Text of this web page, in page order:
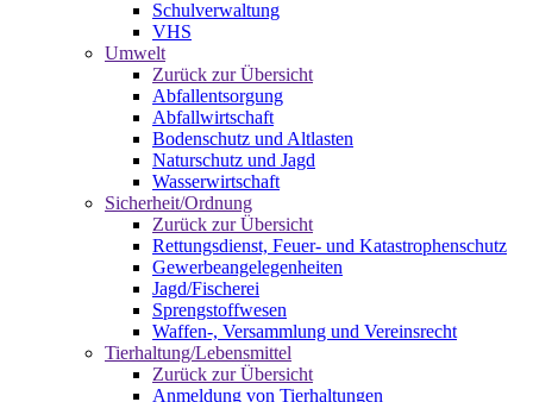
Schulverwaltung
VHS
Umwelt
Zurück zur Übersicht
Abfallentsorgung
Abfallwirtschaft
Bodenschutz und Altlasten
Naturschutz und Jagd
Wasserwirtschaft
Sicherheit/Ordnung
Zurück zur Übersicht
Rettungsdienst, Feuer- und Katastrophenschutz
Gewerbeangelegenheiten
Jagd/Fischerei
Sprengstoffwesen
Waffen-, Versammlung und Vereinsrecht
Tierhaltung/Lebensmittel
Zurück zur Übersicht
Anmeldung von Tierhaltungen